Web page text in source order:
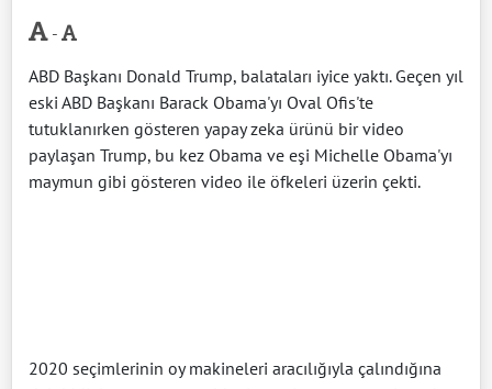
-
ABD Başkanı Donald Trump, balataları iyice yaktı. Geçen yıl
eski ABD Başkanı Barack Obama'yı Oval Ofis'te
tutuklanırken gösteren yapay zeka ürünü bir video
paylaşan Trump, bu kez Obama ve eşi Michelle Obama'yı
maymun gibi gösteren video ile öfkeleri üzerin çekti.
2020 seçimlerinin oy makineleri aracılığıyla çalındığına